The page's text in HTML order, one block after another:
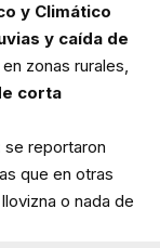
y Climático
y caída de
zonas rurales,
corta
se reportaron
que en otras
o nada de